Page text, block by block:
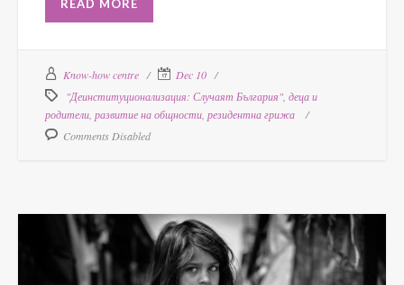
READ MORE
Know-how centre
Dec 10
"Деинституционализация: Случаят България" деца и
родители развитие на общности резидентна грижа
Comments Disabled